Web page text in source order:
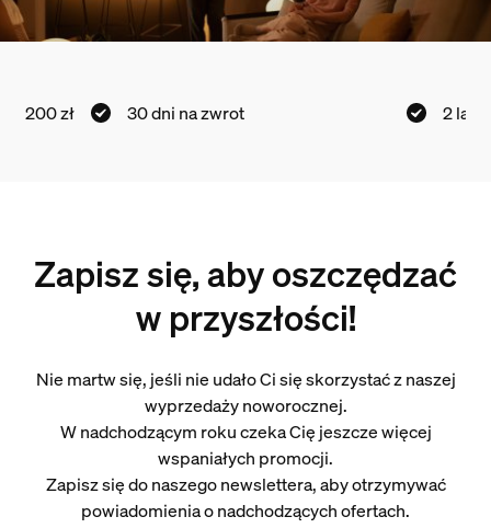
30 dni na zwrot 2 lata gwarancji
Zapisz się, aby oszczędzać
w przyszłości!
Nie martw się, jeśli nie udało Ci się skorzystać z naszej
wyprzedaży noworocznej.
W nadchodzącym roku czeka Cię jeszcze więcej
wspaniałych promocji.
Zapisz się do naszego newslettera, aby otrzymywać
powiadomienia o nadchodzących ofertach.